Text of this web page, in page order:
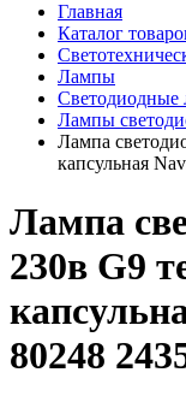
Главная
Каталог
Лампы
Светодиодные
Лампы
Лампа
капсульная
Лампа
230в G9
80248